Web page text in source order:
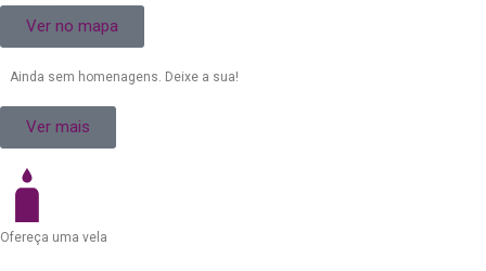
Ver no mapa
Ainda sem homenagens. Deixe a sua!
Ver mais
Ofereça uma vela